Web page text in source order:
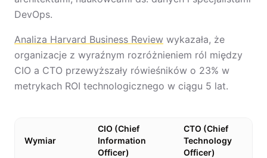
DevOps.
Analiza Harvard Business Review wykazała, że
organizacje z wyraźnym rozróżnieniem ról między
CIO a CTO przewyższały rówieśników o 23% w
metrykach ROI technologicznego w ciągu 5 lat.
Wymiar
CIO (Chief
Information
Officer)
CTO (Chief
Technology
Officer)